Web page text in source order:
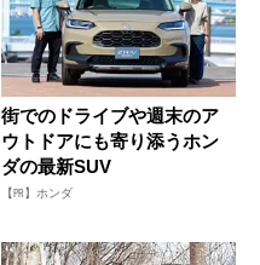
街でのドライブや週末のア
ウトドアにも寄り添うホン
ダの最新SUV
【PR】ホンダ